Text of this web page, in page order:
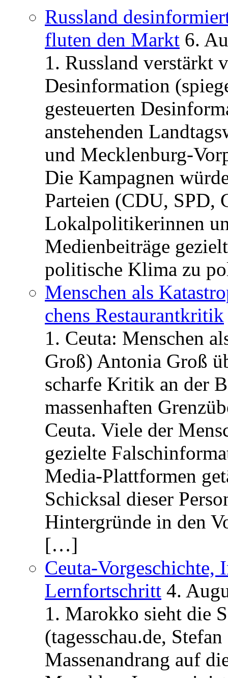
Russland
fluten den Markt 6.
1. Russland verstärkt
Desinformation
gesteuerten
anstehenden
und Mecklenburg-
Die Kampagnen
Parteien (CDU, SPD,
Lokalpolitikerinnen
Medienbeiträge
politische Klima zu
Menschen als
chens Restau­rant­kritik
1. Ceuta: Menschen
Groß) Antonia Groß
scharfe Kritik an der
massenhaften
Ceuta. Viele der
gezielte
Media-Plattformen
Schicksal dieser
Hintergründe in den
[…]
Ceuta-Vorgeschichte,
Lernfortschritt 4.
1. Marokko sieht die
(tagesschau.de,
Massenandrang auf